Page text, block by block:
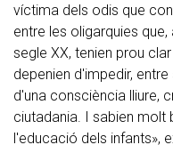
víctima dels odis que
entre les oligarquies
segle XX, tenien prou
depenien d'impedir,
d'una consciència lliure,
ciutadania. I sabien
l'educació dels infants»,